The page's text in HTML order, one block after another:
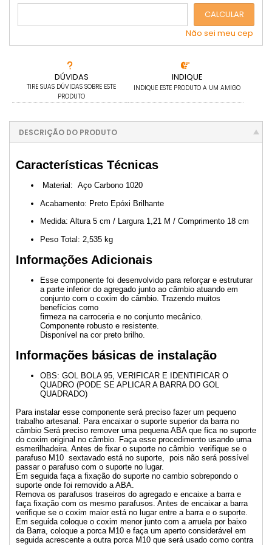
DÚVIDAS
TIRE SUAS DÚVIDAS SOBRE ESTE
PRODUTO
INDIQUE
INDIQUE ESTE PRODUTO A UM AMIGO
CALCULAR
Não sei meu cep
DESCRIÇÃO DO PRODUTO
Características Técnicas
Material: Aço Carbono 1020
Acabamento: Preto Epóxi Brilhante
Medida: Altura 5 cm / Largura 1,21 M / Comprimento 18 cm
Peso Total: 2,535 kg
Informações Adicionais
Esse componente foi desenvolvido para reforçar e estruturar
a parte inferior do agregado junto ao câmbio atuando em
conjunto com o coxim do câmbio. Trazendo muitos
benefícios como
firmeza na carroceria e no conjunto mecânico.
Componente robusto e resistente.
Disponível na cor preto brilho.
Informações básicas de instalação
OBS: GOL BOLA 95, VERIFICAR E IDENTIFICAR O
QUADRO (PODE SE APLICAR A BARRA DO GOL
QUADRADO)
Para instalar esse componente será preciso fazer um pequeno
trabalho artesanal. Para encaixar o suporte superior da barra no
câmbio Será preciso remover uma pequena ABA que fica no suporte
do coxim original no câmbio. Faça esse procedimento usando uma
esmerilhadeira. Antes de fixar o suporte no câmbio verifique se o
parafuso M10 sextavado está no suporte, pois não será possível
passar o parafuso com o suporte no lugar.
Em seguida faça a fixação do suporte no cambio sobrepondo o
suporte onde foi removido a ABA.
Remova os parafusos traseiros do agregado e encaixe a barra e
faça fixação com os mesmo parafusos. Antes de encaixar a barra
verifique se o coxim maior está no lugar entre a barra e o suporte.
Em seguida coloque o coxim menor junto com a arruela por baixo
da Barra, coloque a porca M10 e faça um aperto considerável em
seguida acrescente a outra porca M10 que será usado como contra